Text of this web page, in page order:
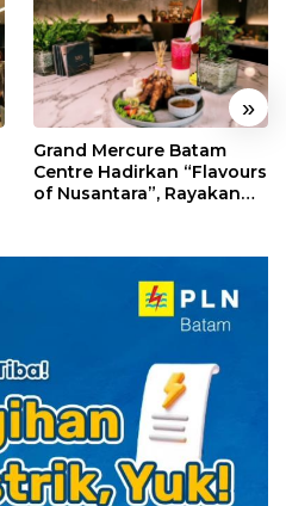
»
Grand Mercure Batam
Centre Hadirkan “Flavours
of Nusantara”, Rayakan